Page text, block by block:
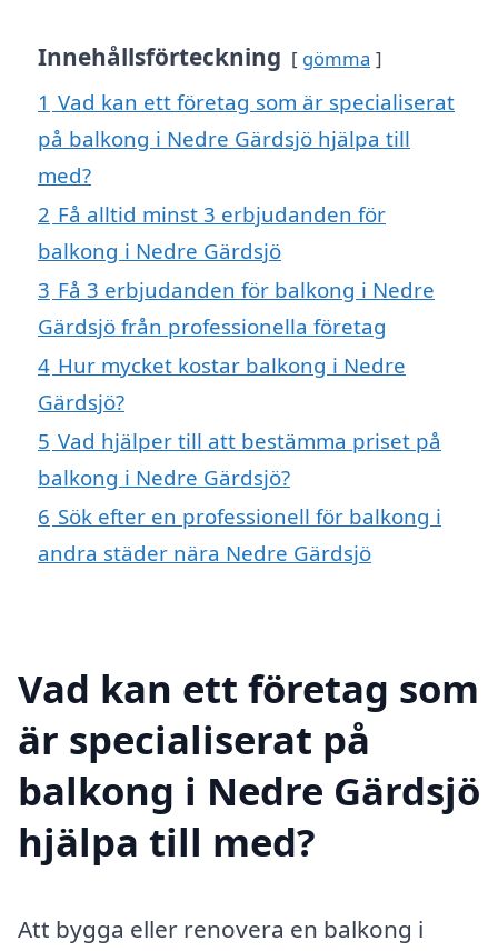
Innehållsförteckning gömma
1 Vad kan ett företag som är specialiserat
på balkong i Nedre Gärdsjö hjälpa till
med?
2 Få alltid minst 3 erbjudanden för
balkong i Nedre Gärdsjö
3 Få 3 erbjudanden för balkong i Nedre
Gärdsjö från professionella företag
4 Hur mycket kostar balkong i Nedre
Gärdsjö?
5 Vad hjälper till att bestämma priset på
balkong i Nedre Gärdsjö?
6 Sök efter en professionell för balkong i
andra städer nära Nedre Gärdsjö
Vad kan ett företag som
är specialiserat på
balkong i Nedre Gärdsjö
hjälpa till med?
Att bygga eller renovera en balkong i